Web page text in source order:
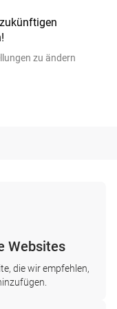
zu ändern
Websites
die wir empfehlen,